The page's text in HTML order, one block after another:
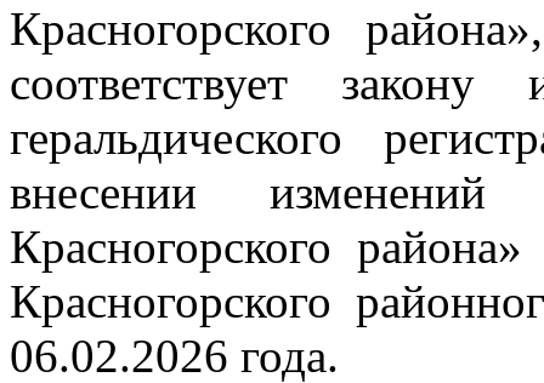
Красногорского
соответствует
геральдического
внесении
Красногорского
Красногорского
06.02.2026 года.